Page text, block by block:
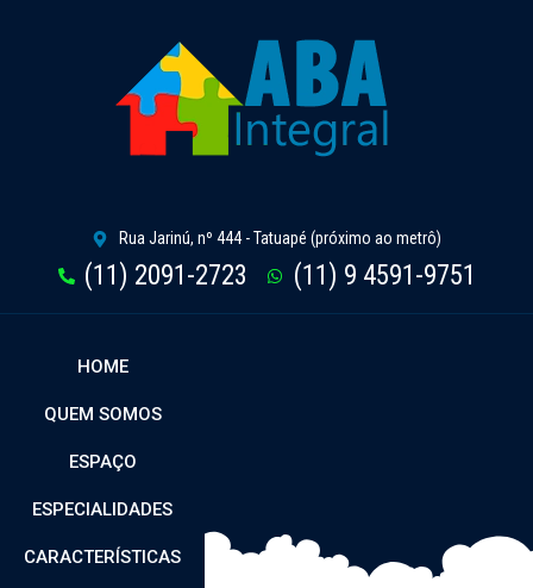
Rua Jarinú, nº 444 - Tatuapé (próximo ao metrô)
(11) 2091-2723 (11) 9 4591-9751
HOME
QUEM SOMOS
ESPAÇO
ESPECIALIDADES
CARACTERÍSTICAS